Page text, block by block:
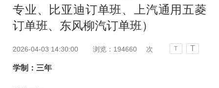
专业、比亚迪订单班、上汽通用五菱
订单班、东风柳汽订单班）
2026-04-03 14:30:00 浏览： 194660 次 T T
学制：三年